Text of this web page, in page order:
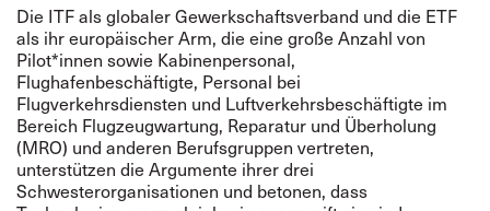
Die ITF als globaler Gewerkschaftsverband und die ETF
als ihr europäischer Arm, die eine große Anzahl von
Pilot*innen sowie Kabinenpersonal,
Flughafenbeschäftigte, Personal bei
Flugverkehrsdiensten und Luftverkehrsbeschäftigte im
Bereich Flugzeugwartung, Reparatur und Überholung
(MRO) und anderen Berufsgruppen vertreten,
unterstützen die Argumente ihrer drei
Schwesterorganisationen und betonen, dass